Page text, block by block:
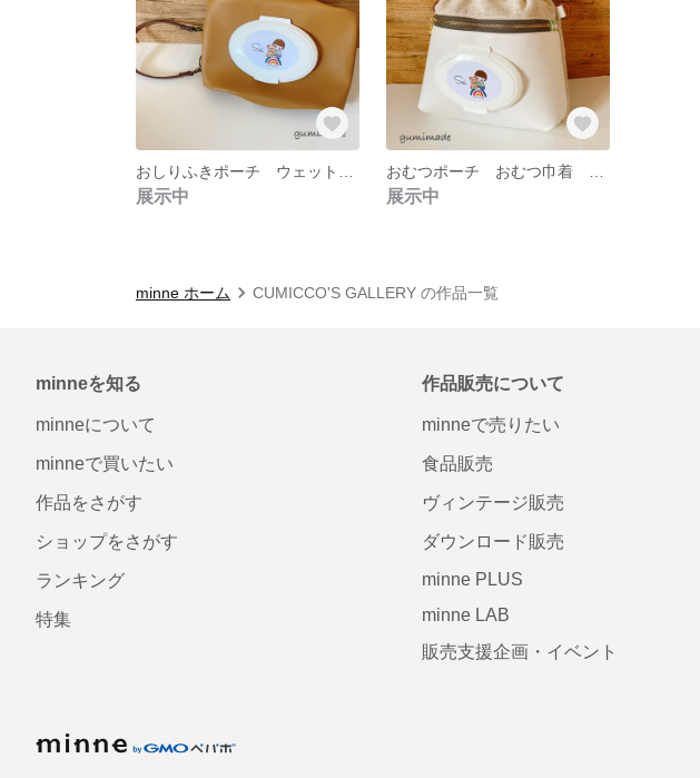
展示中 展示中
minne ホーム CUMICCO'S GALLERY の作品一覧
minneを知る
minneについて
minneで買いたい
作品をさがす
ショップをさがす
ランキング
特集
作品販売について
minneで売りたい
食品販売
ヴィンテージ販売
ダウンロード販売
minne PLUS
minne LAB
販売支援企画・イベント